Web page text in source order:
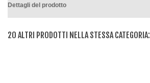
Dettagli del prodotto
20 ALTRI PRODOTTI NELLA STESSA CATEGORIA: